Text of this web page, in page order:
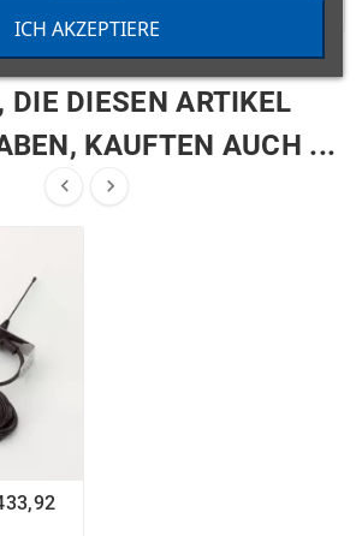
DIE DIESEN ARTIKEL
KAUFTEN AUCH ...
 
ICH AKZEPTIERE